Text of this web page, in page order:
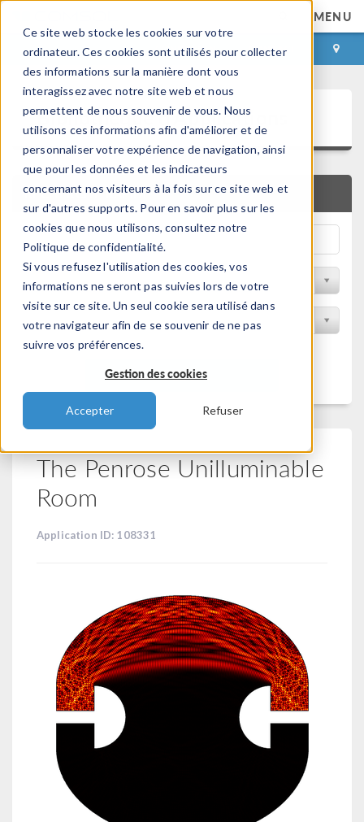
Ce site web stocke les cookies sur votre
ordinateur. Ces cookies sont utilisés pour collecter
des informations sur la manière dont vous
interagissez avec notre site web et nous
permettent de nous souvenir de vous. Nous
utilisons ces informations afin d'améliorer et de
personnaliser votre expérience de navigation, ainsi
que pour les données et les indicateurs
concernant nos visiteurs à la fois sur ce site web et
sur d'autres supports. Pour en savoir plus sur les
cookies que nous utilisons, consultez notre
Politique de confidentialité.
Si vous refusez l'utilisation des cookies, vos
informations ne seront pas suivies lors de votre
visite sur ce site. Un seul cookie sera utilisé dans
votre navigateur afin de se souvenir de ne pas
suivre vos préférences.
Gestion des cookies
Accepter Refuser
MENU
CONNEXION CONTACT
Bibliothèque d'Applications
RECHERCHE RAPIDE
Trier par Discipline
Filtrer par produit
Filtrer
The Penrose Unilluminable
Room
Application ID: 108331